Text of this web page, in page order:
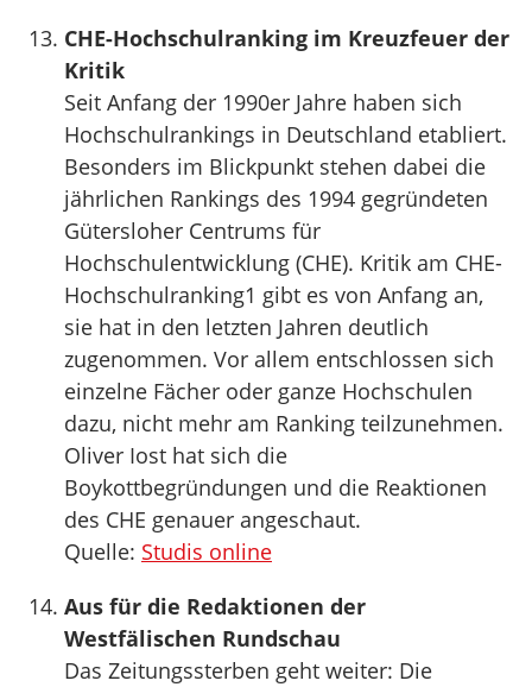
CHE-Hochschulranking im Kreuzfeuer der
Kritik
Seit Anfang der 1990er Jahre haben sich
Hochschulrankings in Deutschland etabliert.
Besonders im Blickpunkt stehen dabei die
jährlichen Rankings des 1994 gegründeten
Gütersloher Centrums für
Hochschulentwicklung (CHE). Kritik am CHE-
Hochschulranking1 gibt es von Anfang an,
sie hat in den letzten Jahren deutlich
zugenommen. Vor allem entschlossen sich
einzelne Fächer oder ganze Hochschulen
dazu, nicht mehr am Ranking teilzunehmen.
Oliver Iost hat sich die
Boykottbegründungen und die Reaktionen
des CHE genauer angeschaut.
Quelle: Studis online
Aus für die Redaktionen der
Westfälischen Rundschau
Das Zeitungssterben geht weiter: Die